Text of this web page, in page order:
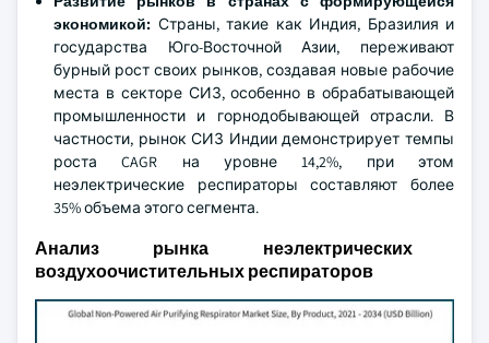
экономикой: Страны, такие как Индия, Бразилия и
государства Юго-Восточной Азии, переживают
бурный рост своих рынков, создавая новые рабочие
места в секторе СИЗ, особенно в обрабатывающей
промышленности и горнодобывающей отрасли. В
частности, рынок СИЗ Индии демонстрирует темпы
роста CAGR на уровне 14,2%, при этом
неэлектрические респираторы составляют более
35% объема этого сегмента.
Анализ рынка неэлектрических
воздухоочистительных респираторов